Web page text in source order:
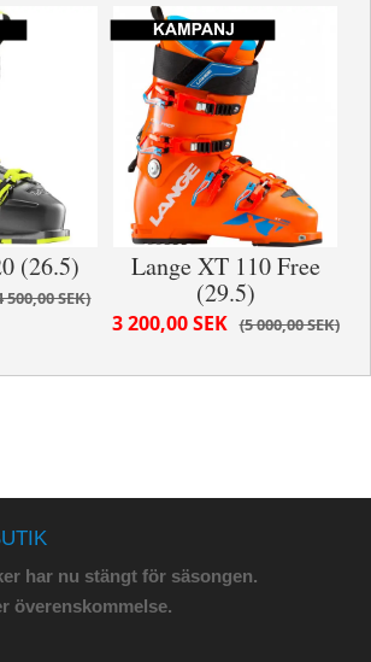
(26.5)
500,00 SEK
Lange XT 110 Free
(29.5)
5 000,00 SEK
3 200,00 SEK
har nu stängt för säsongen.
överenskommelse.